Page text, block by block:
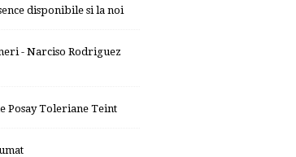
disponibile si la noi
- Narciso Rodriguez
Posay Toleriane Teint